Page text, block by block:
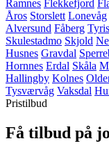
Ramnes Flekkefjord
Åros Storslett Lonevåg
Alversund Fåberg
Skulestadmo Skjold
Husnes Gravdal
Hornnes Erdal Skåla
Hallingby Kolnes
Tysværvåg Vaksdal
Pristilbud
Få tilbud på